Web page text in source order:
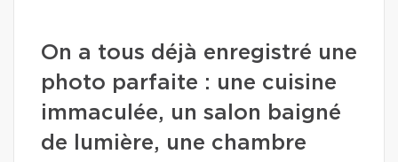
On a tous déjà enregistré une
photo parfaite : une cuisine
immaculée, un salon baigné
de lumière, une chambre